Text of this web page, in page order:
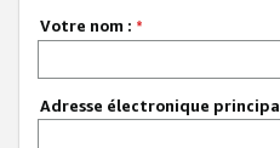
Votre nom : *
Adresse électronique